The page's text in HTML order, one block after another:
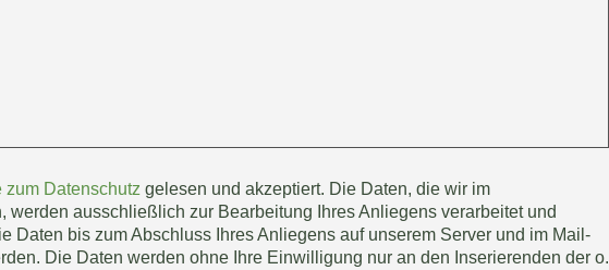
zum Datenschutz gelesen und akzeptiert. Die Daten, die wir im
werden ausschließlich zur Bearbeitung Ihres Anliegens verarbeitet und
Daten bis zum Abschluss Ihres Anliegens auf unserem Server und im Mail-
Die Daten werden ohne Ihre Einwilligung nur an den Inserierenden der o.